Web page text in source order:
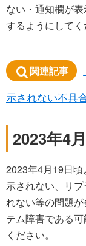
ない・通知欄が
するようにしてく
関連記事
示されない不具
2023年4
2023年4月19日
示されない、リ
れない等の問題
テム障害である
ください。